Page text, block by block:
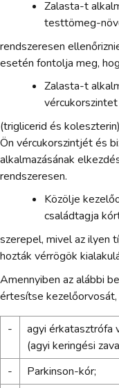
Zalasta-t
testtömeg-
rendszeresen
esetén fontolja meg,
Zalasta-t
(triglicerid és
Ön vércukorszintjét és
alkalmazásának
rendszeresen.
Közölje
családtagja
szerepel, mivel az ilyen
hozták vérrögök
Amennyiben az alábbi
értesítse
-
agyi érkatasztrófa
(agyi keringési
-
Parkinson-kór;